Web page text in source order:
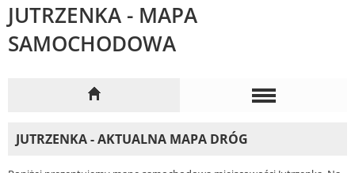
JUTRZENKA - MAPA
SAMOCHODOWA
JUTRZENKA - AKTUALNA MAPA DRÓG